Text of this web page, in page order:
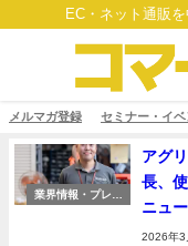
EC・ネット通販
メルマガ登録 セミナー・イベ
業界情報・プレス
アグ
長、
ニュ
2026年3